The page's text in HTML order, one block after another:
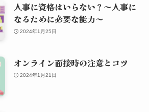
人事に資格はいらない？～人事に
なるために必要な能力～
2024年1月25日
オンライン面接時の注意とコツ
2024年1月21日